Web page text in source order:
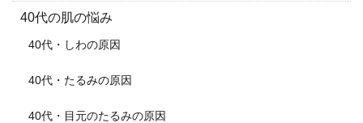
40代の肌の悩み
40代・しわの原因
40代・たるみの原因
40代・目元のたるみの原因